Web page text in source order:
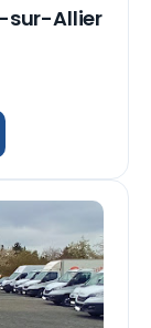
sur-Allier